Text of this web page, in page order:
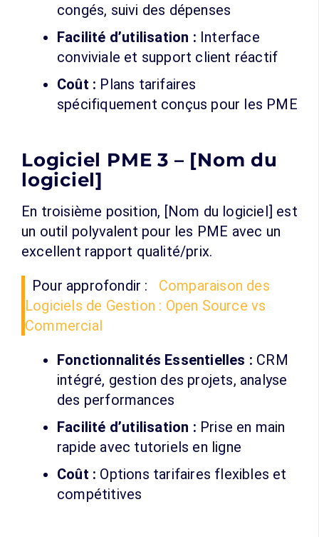
congés, suivi des dépenses
Facilité d’utilisation : Interface
conviviale et support client réactif
Coût : Plans tarifaires
spécifiquement conçus pour les PME
Logiciel PME 3 – [Nom du
logiciel]
En troisième position, [Nom du logiciel] est
un outil polyvalent pour les PME avec un
excellent rapport qualité/prix.
Pour approfondir :
Comparaison des
Logiciels de Gestion : Open Source vs
Commercial
Fonctionnalités Essentielles : CRM
intégré, gestion des projets, analyse
des performances
Facilité d’utilisation : Prise en main
rapide avec tutoriels en ligne
Coût : Options tarifaires flexibles et
compétitives